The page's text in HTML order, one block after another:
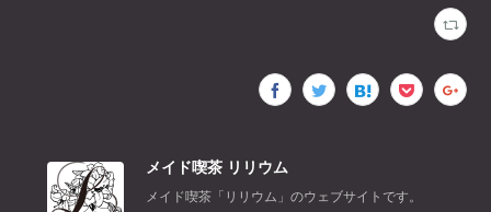
メイド喫茶 リリウム
メイド喫茶「リリウム」のウェブサイトです。